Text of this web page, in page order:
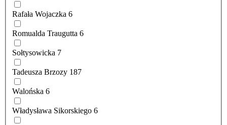
Rafała Wojaczka 6
Romualda Traugutta 6
Sołtysowicka 7
Tadeusza Brzozy 187
Walońska 6
Władysława Sikorskiego 6